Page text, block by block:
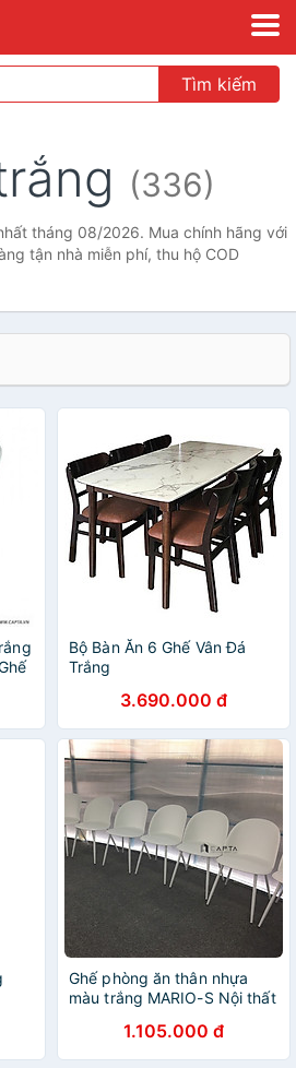
Tìm kiếm
(336)
tháng 08/2026. Mua chính hãng với
tận nhà miễn phí, thu hộ COD
Bộ Bàn Ăn 6 Ghế Vân Đá
Trắng
3.690.000 đ
Ghế phòng ăn thân nhựa
màu trắng MARIO-S Nội thất
đúc màu trắng hiện đại nhập
khẩu tại hcm
1.105.000 đ